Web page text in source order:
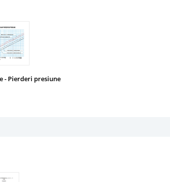
- Pierderi presiune